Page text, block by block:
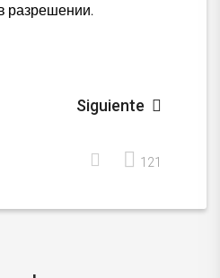
разрешении.
Siguiente
121